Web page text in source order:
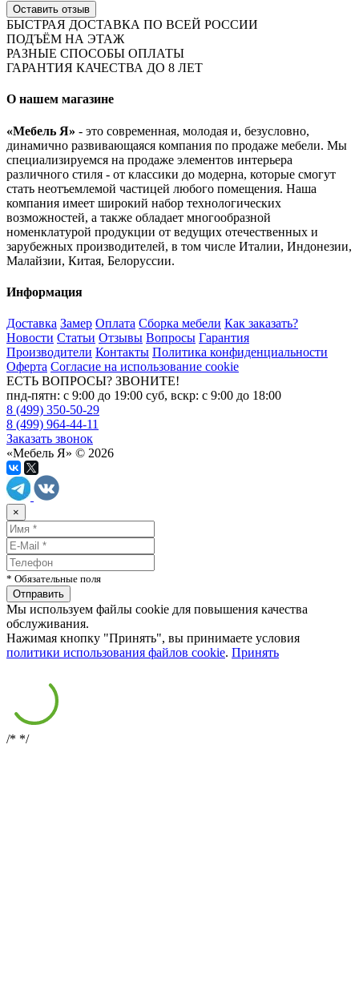
Оставить отзыв
БЫСТРАЯ ДОСТАВКА ПО ВСЕЙ РОССИИ
ПОДЪЁМ НА ЭТАЖ
РАЗНЫЕ СПОСОБЫ ОПЛАТЫ
ГАРАНТИЯ КАЧЕСТВА ДО 8 ЛЕТ
О нашем магазине
«Мебель Я» - это современная, молодая и, безусловно,
динамично развивающаяся компания по продаже мебели. Мы
специализируемся на продаже элементов интерьера
различного стиля - от классики до модерна, которые смогут
стать неотъемлемой частицей любого помещения. Наша
компания имеет широкий набор технологических
возможностей, а также обладает многообразной
номенклатурой продукции от ведущих отечественных и
зарубежных производителей, в том числе Италии, Индонезии,
Малайзии, Китая, Белоруссии.
Информация
Доставка Замер Оплата Сборка мебели Как заказать?
Новости Статьи Отзывы Вопросы Гарантия
Производители Контакты Политика конфиденциальности
Оферта Согласие на использование cookie
ЕСТЬ ВОПРОСЫ? ЗВОНИТЕ!
пнд-пятн: с 9:00 до 19:00 суб, вскр: с 9:00 до 18:00
8 (499) 350-50-29
8 (499) 964-44-11
Заказать звонок
«Мебель Я» © 2026
×
* Обязательные поля
Мы используем файлы cookie для повышения качества
обслуживания.
Нажимая кнопку "Принять", вы принимаете условия
политики использования файлов cookie. Принять
/* */